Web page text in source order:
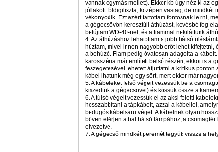
vannak egymás mellett). Ekkor kb úgy néz ki az
jóllakott földigiliszta, középen vastag, de mindkét
vékonyodik. Ezt azért tartottam fontosnak leírni,
a gégecsövön keresztüli áthúzást, kevésbé fog
befújtam WD-40-nel, és a fiammal nekiláttunk
4. Az áthúzáshoz lehatottam a jobb hátsó
húztam, mivel innen nagyobb erőt lehet kifejtetni,
a behúzó. Fiam pedig óvatosan adagolta a
karosszéria már említett belső részén, ekkor is a
feszegetésével lehetett átjuttatni a kritikus ponton
kábel ihatunk még egy sört, mert ekkor már
5. A kábeleket felső végeit vezessük be a
kiszedtük a gégecsövet) és kössük össze a
6. A túlsó végeit vezessük el az aksi feletti
hosszabbítani a tápkábelt, azzal a kábellel,
bedugós kábelsaru véget. A kábelnek olyan
bőven elérjen a bal hátsó lámpához, a
elvezetve.
7. A gégecső mindkét peremét tegyük vissza a